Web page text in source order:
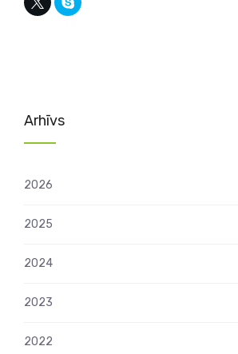
Arhīvs
2026
2025
2024
2023
2022